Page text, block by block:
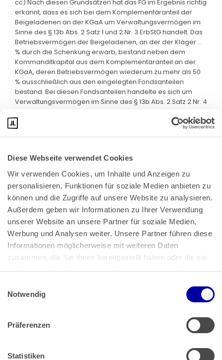
Diese Webseite verwendet Cookies
Wir verwenden Cookies, um Inhalte und Anzeigen zu
personalisieren, Funktionen für soziale Medien anbieten zu
können und die Zugriffe auf unsere Website zu analysieren.
Außerdem geben wir Informationen zu Ihrer Verwendung
unserer Website an unsere Partner für soziale Medien,
Werbung und Analysen weiter. Unsere Partner führen diese
Informationen möglicherweise mit weiteren Daten
zusammen, die Sie ihnen bereitgestellt haben oder die sie
im Rahmen Ihrer Nutzung der Dienste gesammelt haben.
Impressum
Notwendig
Präferenzen
Statistiken
cc) Nach diesen Grundsätzen hat das FG im Ergebnis richtig
erkannt, dass es sich bei dem Komplementäranteil der
Beigeladenen an der KGaA um Verwaltungsvermögen im
Sinne des § 13b Abs. 2 Satz 1 und 2 Nr. 3 ErbStG handelt. Das
Betriebsvermögen der Beigeladenen, an der der Kläger ...
% durch die Schenkung erwarb, bestand neben dem
Kommanditkapital aus dem Komplementäranteil an der
KGaA, deren Betriebsvermögen wiederum zu mehr als 50
% ausschließlich aus den eingelegten Fondsanteilen
bestand. Bei diesen Fondsanteilen handelte es sich um
Verwaltungsvermögen im Sinne des § 13b Abs. 2 Satz 2 Nr. 4
Bundeskanzlerplatz 2
53113 Bonn
Pressemitteilungen|AGB
Impressum|Datenschutz
Muster Widerrufsformular (PDF)